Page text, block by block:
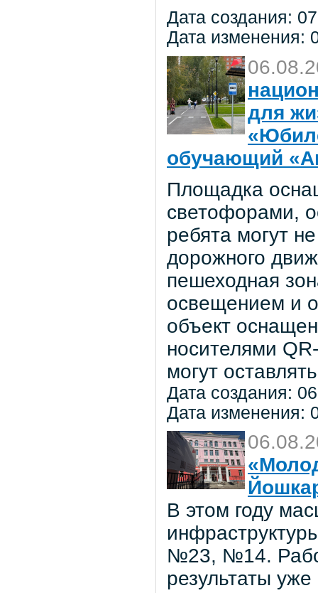
Дата создания:
Дата изменения:
для
обучающий
Площадка
светофорами,
ребята могут
дорожного
пешеходная
освещением и
объект
носителями
могут
Дата создания:
Дата изменения:
В этом году
№23, №14.
результаты